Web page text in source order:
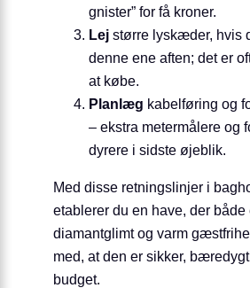
gnister” for få kroner.
Lej større lyskæder, hvis
denne ene aften; det er
at købe.
Planlæg kabelføring og
– ekstra metermålere og
dyrere i sidste øjeblik.
Med disse retningslinjer i
etablerer du en have, der både
diamantglimt og varm
med, at den er sikker,
budget.